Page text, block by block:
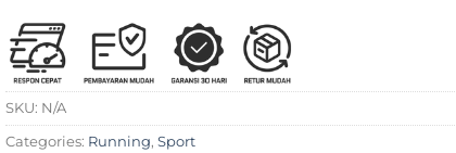
SKU: N/A
Categories: Running, Sport